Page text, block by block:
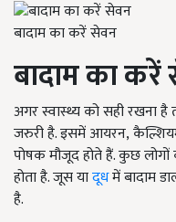
बादाम का करें सेवन
बादाम का
अगर स्वास्थ्य को सही रखना
जरुरी है. इसमें आयरन,
पोषक मौजूद होते हैं. कुछ लोगों
होता है. जूस यादूधमें बादाम
है.